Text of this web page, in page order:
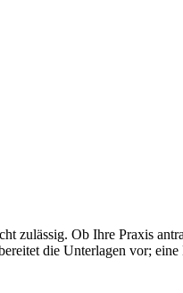
zulässig. Ob Ihre Praxis
die Unterlagen vor;